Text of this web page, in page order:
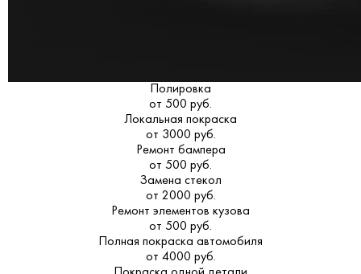
Полировка
от 500 руб.
Локальная покраска
от 3000 руб.
Ремонт бампера
от 500 руб.
Замена стекол
от 2000 руб.
Ремонт элементов кузова
от 500 руб.
Полная покраска автомобиля
от 4000 руб.